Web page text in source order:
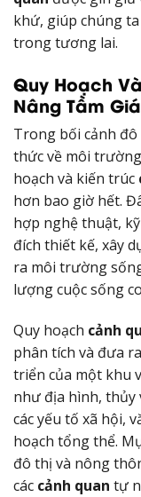
khứ, giúp chúng
trong tương lai.
Quy Hoạch
Nâng Tầm
Trong bối cảnh đô
thức về môi
hoạch và kiến trúc
hơn bao giờ hết.
hợp nghệ thuật,
đích thiết kế, xây
ra môi trường
lượng cuộc sống
Quy hoạch cảnh
phân tích và đưa
triển của một khu
như địa hình, thủy
các yếu tố xã hội,
hoạch tổng thể.
đô thị và nông
các cảnh quan tự